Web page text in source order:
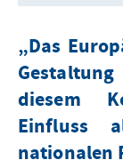
„Das
diesem
Einfluss
nationalen